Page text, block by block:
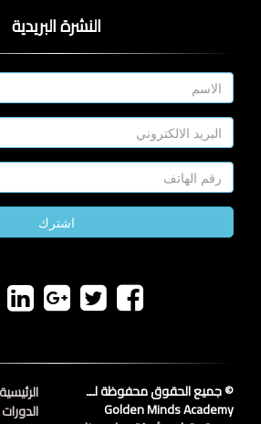
النشرة البريدية
اشترك
© جميع الحقوق محفوظة لــ
Golden Minds Academy
الرئيسية
الدورات